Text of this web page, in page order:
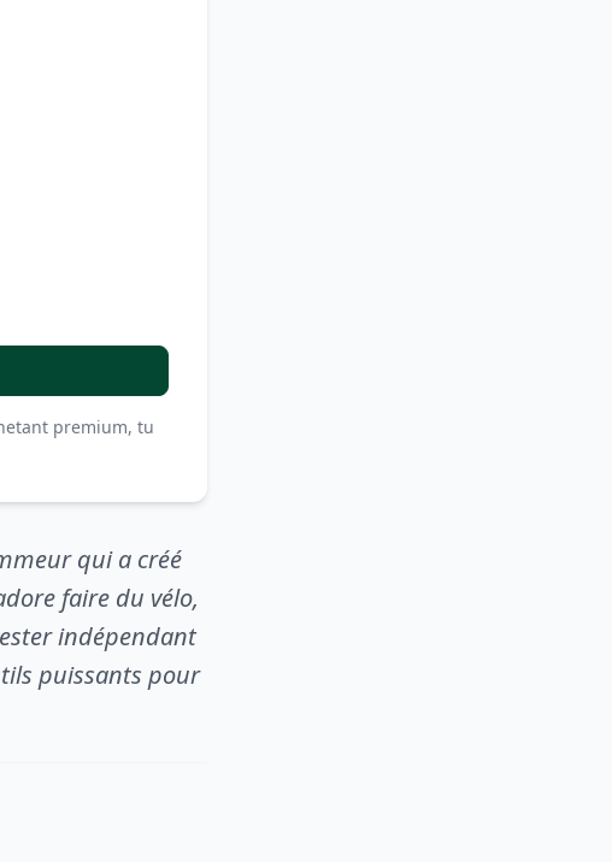
premium, tu
qui a créé
faire du vélo,
indépendant
puissants pour